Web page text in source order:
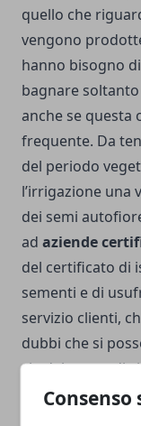
Consenso
quello che
vengono
hanno bisogno
bagnare
anche se questa
frequente. Da
del periodo
l’irrigazione una
dei semi
ad aziende
del certificato di
sementi e di
servizio clienti,
dubbi che si
sia dal punto di
il tipo di